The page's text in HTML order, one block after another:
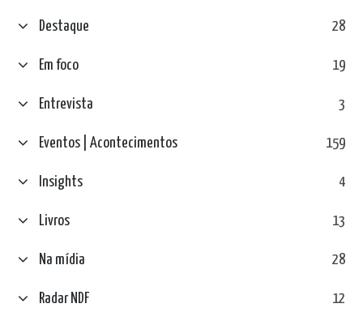
Destaque 28
Em foco 19
Entrevista 3
Eventos | Acontecimentos 159
Insights 4
Livros 13
Na mídia 28
Radar NDF 12